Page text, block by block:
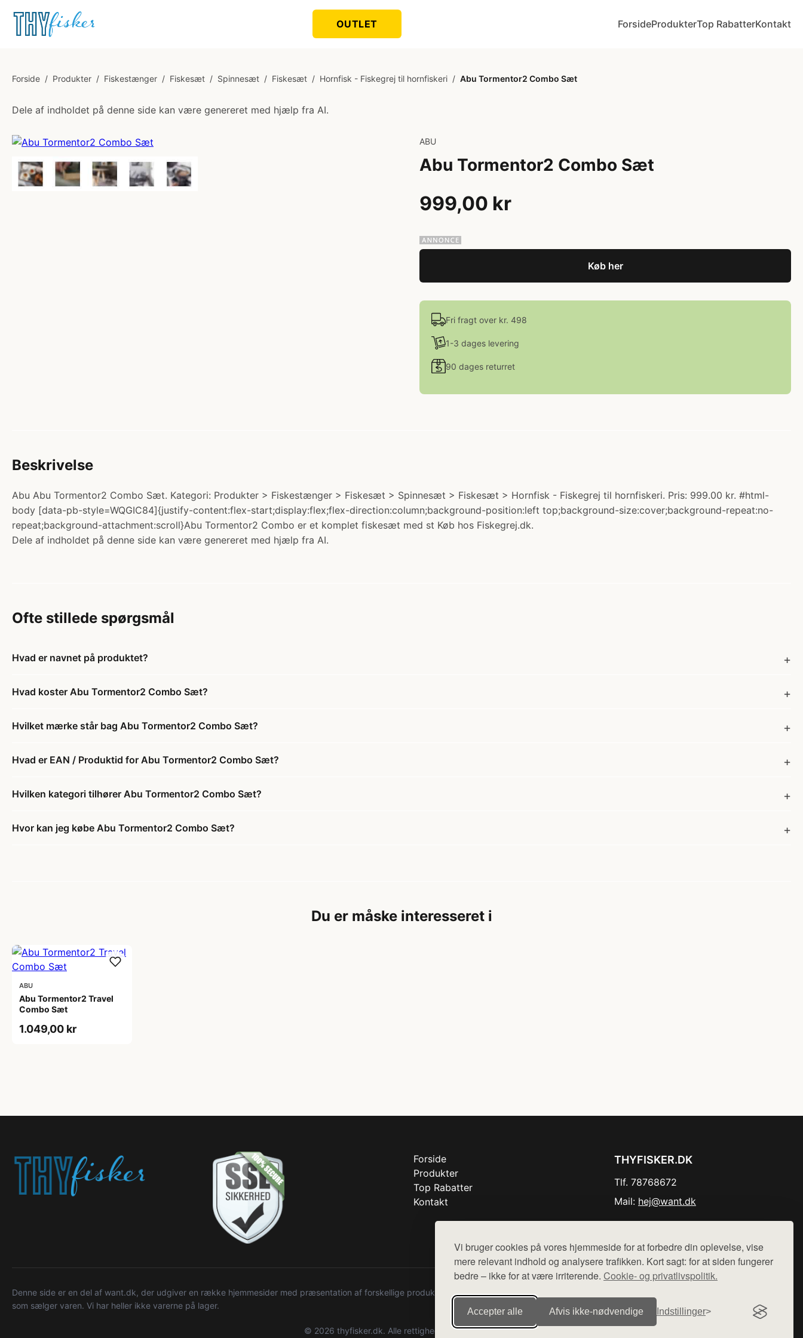
Vi bruger cookies på vores hjemmeside for at forbedre din oplevelse, vise
mere relevant indhold og analysere trafikken. Kort sagt: for at siden fungerer
bedre – ikke for at være irriterende. Cookie- og privatlivspolitik.
Accepter alle Afvis ikke‑nødvendige Indstillinger
OUTLET ForsideProdukterTop RabatterKontakt
Forside / Produkter / Fiskestænger / Fiskesæt / Spinnesæt / Fiskesæt / Hornfisk - Fiskegrej til hornfiskeri / Abu Tormentor2 Combo Sæt
Dele af indholdet på denne side kan være genereret med hjælp fra AI.
ABU
Abu Tormentor2 Combo Sæt
999,00 kr
Køb her
Fri fragt over kr. 498
1-3 dages levering
90 dages returret
Beskrivelse
Abu Abu Tormentor2 Combo Sæt. Kategori: Produkter > Fiskestænger > Fiskesæt > Spinnesæt > Fiskesæt > Hornfisk - Fiskegrej til hornfiskeri. Pris: 999.00 kr. #html-
body [data-pb-style=WQGIC84]{justify-content:flex-start;display:flex;flex-direction:column;background-position:left top;background-size:cover;background-repeat:no-
repeat;background-attachment:scroll}Abu Tormentor2 Combo er et komplet fiskesæt med st Køb hos Fiskegrej.dk.
Dele af indholdet på denne side kan være genereret med hjælp fra AI.
Ofte stillede spørgsmål
Hvad er navnet på produktet?
Hvad koster Abu Tormentor2 Combo Sæt?
Hvilket mærke står bag Abu Tormentor2 Combo Sæt?
Hvad er EAN / Produktid for Abu Tormentor2 Combo Sæt?
Hvilken kategori tilhører Abu Tormentor2 Combo Sæt?
Hvor kan jeg købe Abu Tormentor2 Combo Sæt?
Du er måske interesseret i
ABU
Abu Tormentor2 Travel
Combo Sæt
1.049,00 kr
Forside
Produkter
Top Rabatter
Kontakt
THYFISKER.DK
Tlf. 78768672
Mail: hej@want.dk
Denne side er en del af want.dk, der udgiver en række hjemmesider med præsentation af forskellige produkter fra diverse webshops. Der sælges ikke varer fra denne side - vi henviser til de shops,
som sælger varen. Vi har heller ikke varerne på lager.
© 2026 thyfisker.dk. Alle rettigheder forbeholdes.